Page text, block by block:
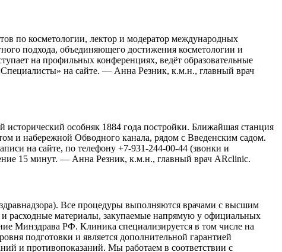
по косметологии, лектор и модератор международных
подхода, объединяющего достижения косметологии и
на профильных конференциях, ведёт образовательные
на сайте. — Анна Резник, к.м.н., главный врач
исторический особняк 1884 года постройки. Ближайшая станция
и набережной Обводного канала, рядом с Введенским садом.
на сайте, по телефону +7-931-244-00-44 (звонки и
15 минут. — Анна Резник, к.м.н., главный врач ARclinic.
Все процедуры выполняются врачами с высшим
расходные материалы, закупаемые напрямую у официальных
Минздрава РФ. Клиника специализируется в том числе на
подготовки и является дополнительной гарантией
и противопоказаний. Мы работаем в соответствии с